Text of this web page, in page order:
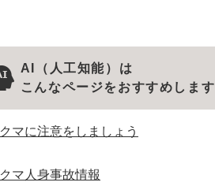
AI（人工知能）は
こんなページをおすすめします
クマに注意をしましょう
クマ人身事故情報